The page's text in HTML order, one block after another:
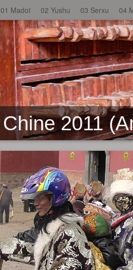
01 Madoï 02 Yushu 03 Serxu 04
Chine 2011